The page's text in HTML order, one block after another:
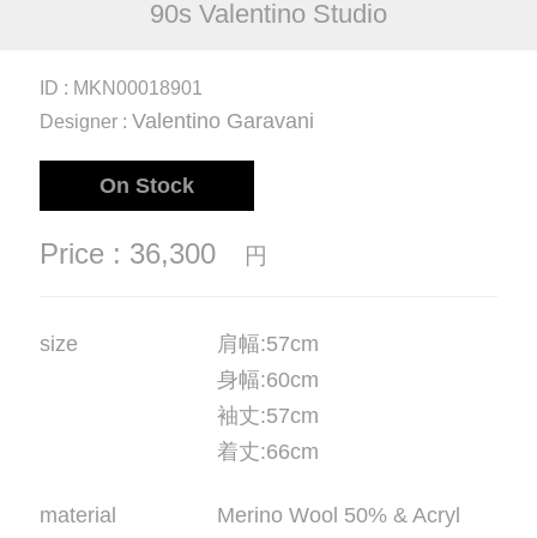
90s Valentino Studio
ID : MKN00018901
Designer : Valentino Garavani
On Stock
Price : 36,300 円
size 肩幅:57cm
身幅:60cm
袖丈:57cm
着丈:66cm
material
Merino Wool 50% & Acryl